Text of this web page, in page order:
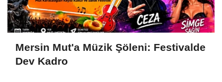
Mersin Mut'a Müzik Şöleni: Festivalde
Dev Kadro